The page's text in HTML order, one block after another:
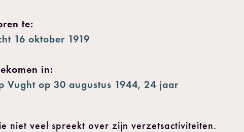
te:
16 oktober 1919
in:
Vught op 30 augustus 1944, 24 jaar
niet veel spreekt over zijn verzetsactiviteiten.